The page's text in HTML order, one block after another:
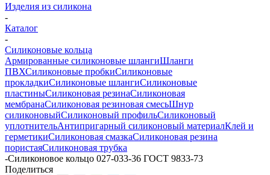
Изделия из силикона
-
Каталог
-
Силиконовые кольца
Армированные силиконовые шлангиШланги
ПВХСиликоновые пробкиСиликоновые
прокладкиСиликоновые шлангиСиликоновые
пластиныСиликоновая резинаСиликоновая
мембранаСиликоновая резиновая смесьШнур
силиконовыйСиликоновый профильСиликоновый
уплотнительАнтипригарный силиконовый материалКлей и
герметикиСиликоновая смазкаСиликоновая резина
пористаяСиликоновая трубка
-Силиконовое кольцо 027-033-36 ГОСТ 9833-73
Поделиться